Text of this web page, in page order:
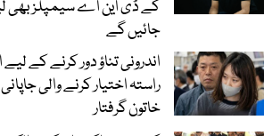
کے ڈی این اے سیمپلز بھی
جائیں گے
اندرونی تناؤ دور کرنے کے لیے
راستہ اختیار کرنے والی جاپانی
خاتون گرفتار